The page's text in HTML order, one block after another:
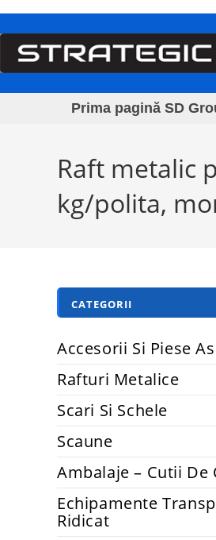
Prima pagină SD
Raft metalic
kg/polita,
CATEGORII
Accesorii Si Piese
Rafturi Metalice
Scari Si Schele
Scaune
Ambalaje – Cutii De
Echipamente
Ridicat